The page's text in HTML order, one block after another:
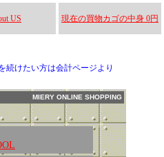
US 現在の買物カゴの中身 0円
続けたい方は会計ページより
MIERY ONLINE SHOPPING